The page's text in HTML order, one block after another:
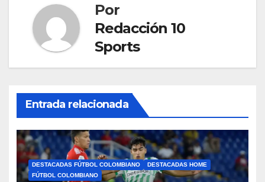
Por
Redacción 10
Sports
Entrada relacionada
DESTACADAS FÚTBOL COLOMBIANO
DESTACADAS HOME
FÚTBOL COLOMBIANO